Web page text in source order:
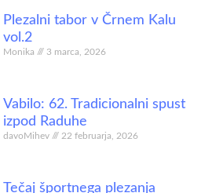
Plezalni tabor v Črnem Kalu
vol.2
Monika 3 marca, 2026
Vabilo: 62. Tradicionalni spust
izpod Raduhe
davoMihev 22 februarja, 2026
Tečaj športnega plezanja